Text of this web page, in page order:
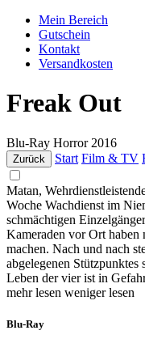
Mein Bereich
Gutschein
Kontakt
Versandkosten
Freak Out
Blu-Ray Horror 2016
Zurück Start Film & TV
Matan,
Woche Wachdienst im
schmächtigen
Kameraden vor Ort haben
machen. Nach und nach
abgelegenen
Leben der vier ist in
mehr lesen weniger lesen
Blu-Ray